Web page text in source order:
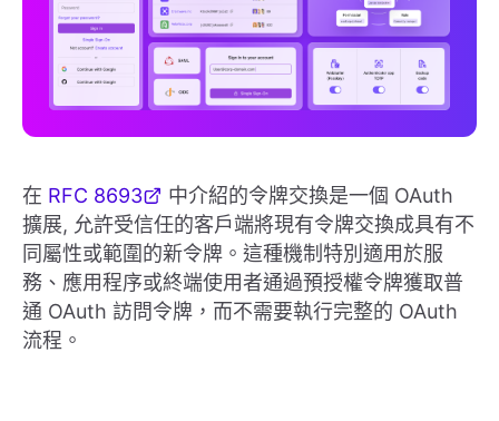
在 RFC 8693
中介紹的令牌交換是一個 OAuth
擴展, 允許受信任的客戶端將現有令牌交換成具有不
同屬性或範圍的新令牌。這種機制特別適用於服
務、應用程序或終端使用者通過預授權令牌獲取普
通 OAuth 訪問令牌，而不需要執行完整的 OAuth
流程。